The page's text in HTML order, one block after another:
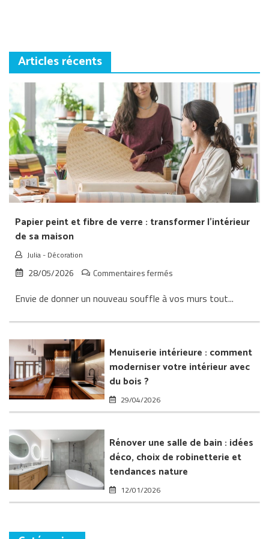
Articles récents
Papier peint et fibre de verre : transformer l’intérieur
de sa maison
Julia- Décoration
28/05/2026 Commentaires fermés
peint
fibre
verre
transformer
sa
Envie de donner un nouveau souffle à vos murs tout...
Menuiserie intérieure : comment
moderniser votre intérieur avec
du bois ?
29/04/2026
Rénover une salle de bain : idées
déco, choix de robinetterie et
tendances nature
12/01/2026